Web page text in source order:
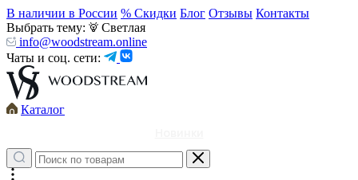
В наличии в России % Скидки Блог Отзывы Контакты
Выбрать тему:
Светлая
info@woodstream.online
Чаты и соц. сети:
Каталог